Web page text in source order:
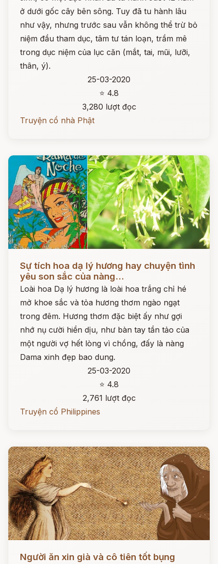
ở dưới gốc cây bên sông. Tuy đã tu hành lâu
như vậy, nhưng trước sau vẫn không thể trừ bỏ
niệm đầu tham dục, tâm tư tán loạn, trầm mê
trong dục niệm của lục căn (mắt, tai, mũi, lưỡi,
thân, ý).
25-03-2020
⭐ 4.8
3,280 lượt đọc
Truyện cổ nhà Phật
Sự tích hoa dạ lý hương hay chuyện tình
yêu son sắc của nàng...
Loài hoa Dạ lý hương là loài hoa trắng chỉ hé
mở khoe sắc và tỏa hương thơm ngào ngạt
trong đêm. Hương thơm đặc biệt ấy như gợi
nhớ nụ cười hiền dịu, như bàn tay tần tảo của
một người vợ hết lòng vì chồng, đấy là nàng
Dama xinh đẹp bao dung.
25-03-2020
⭐ 4.8
2,761 lượt đọc
Truyện cổ Philippines
Người ăn xin già và cô tiên tốt bụng